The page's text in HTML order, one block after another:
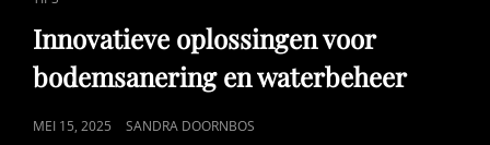
LINKS
Innovatieve oplossingen voor
bodemsanering en waterbeheer
GEPUBLICEERD
MEI 15, 2025 SANDRA DOORNBOS